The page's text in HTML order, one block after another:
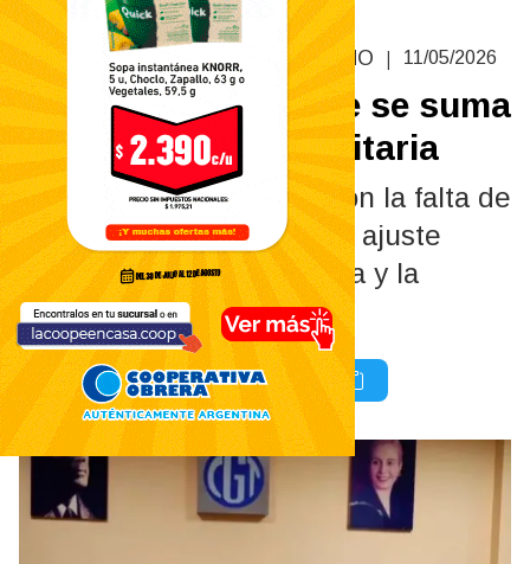
Política
PROTESTA CONTRA EL GOBIERNO | 11/05/2026
La CGT anunció que se suma
a la Marcha Universitaria
En ese marco, denunciaron la falta de
paritarias y el impacto del ajuste
sobre la educación pública y la
ciencia.